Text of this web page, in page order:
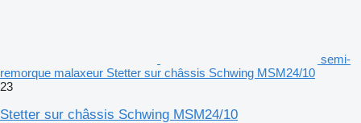
semi-
remorque malaxeur Stetter sur châssis Schwing MSM24/10
23
Stetter sur châssis Schwing MSM24/10